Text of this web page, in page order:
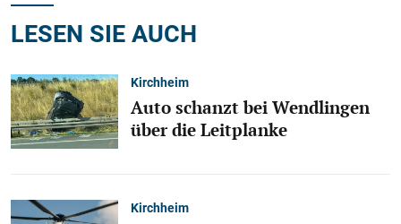
LESEN SIE AUCH
Kirchheim
Auto schanzt bei Wendlingen
über die Leitplanke
Kirchheim